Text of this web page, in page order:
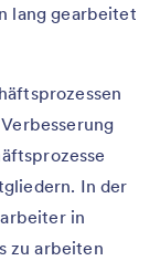
lang gearbeitet
In der
in
zu arbeiten